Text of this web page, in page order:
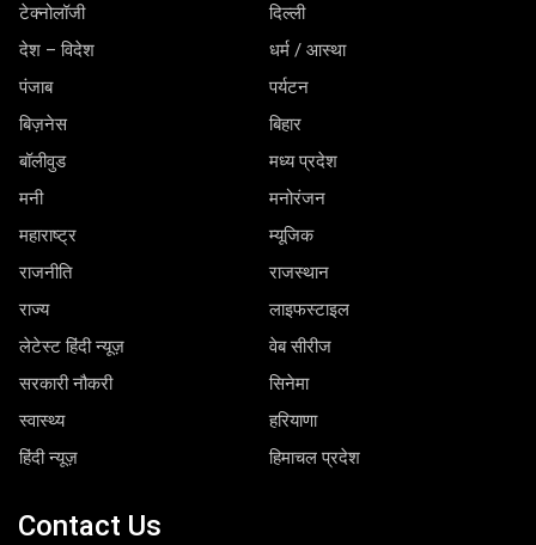
टेक्नोलॉजी
दिल्ली
देश – विदेश
धर्म / आस्था
पंजाब
पर्यटन
बिज़नेस
बिहार
बॉलीवुड
मध्य प्रदेश
मनी
मनोरंजन
महाराष्ट्र
म्यूजिक
राजनीति
राजस्थान
राज्य
लाइफस्टाइल
लेटेस्ट हिंदी न्यूज़
वेब सीरीज
सरकारी नौकरी
सिनेमा
स्वास्थ्य
हरियाणा
हिंदी न्यूज़
हिमाचल प्रदेश
Contact Us